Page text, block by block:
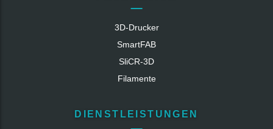
3D-Drucker
SmartFAB
SliCR‑3D
Filamente
DIENSTLEISTUNGEN